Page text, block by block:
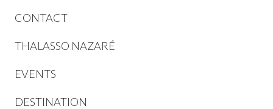
CONTACT
THALASSO NAZARÉ
EVENTS
DESTINATION